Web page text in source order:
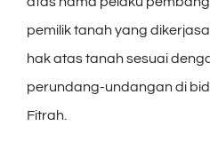
pemilik tanah yang
hak atas tanah sesuai
perundang-undangan di
Fitrah.